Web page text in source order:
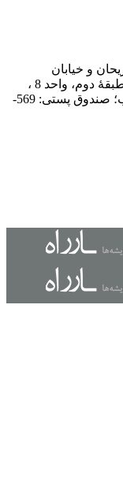
و خیابان
دانشگاه، شمارۀ 1182 (ساختمان فروردین)، طبقۀ دوم، واحد 8 ،
روابط عمومی مؤسسه پژوهی میراث مکتوب؛ صندوق پستی: 569-